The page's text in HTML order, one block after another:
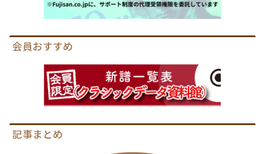
会員おすすめ
記事まとめ